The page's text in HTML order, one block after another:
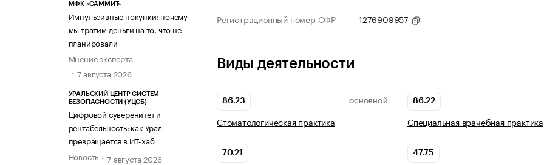
МФК «САММИТ»
Импульсивные покупки: почему
мы тратим деньги на то, что не
планировали
Мнение эксперта
7 августа 2026
УРАЛЬСКИЙ ЦЕНТР СИСТЕМ
БЕЗОПАСНОСТИ (УЦСБ)
Цифровой суверенитет и
рентабельность: как Урал
превращается в ИТ-хаб
Новость
7 августа 2026
Регистрационный номер СФР 1276909957
Виды деятельности
86.23 ОСНОВНОЙ
Стоматологическая практика
86.22
Специальная врачебная практика
70.21 47.75